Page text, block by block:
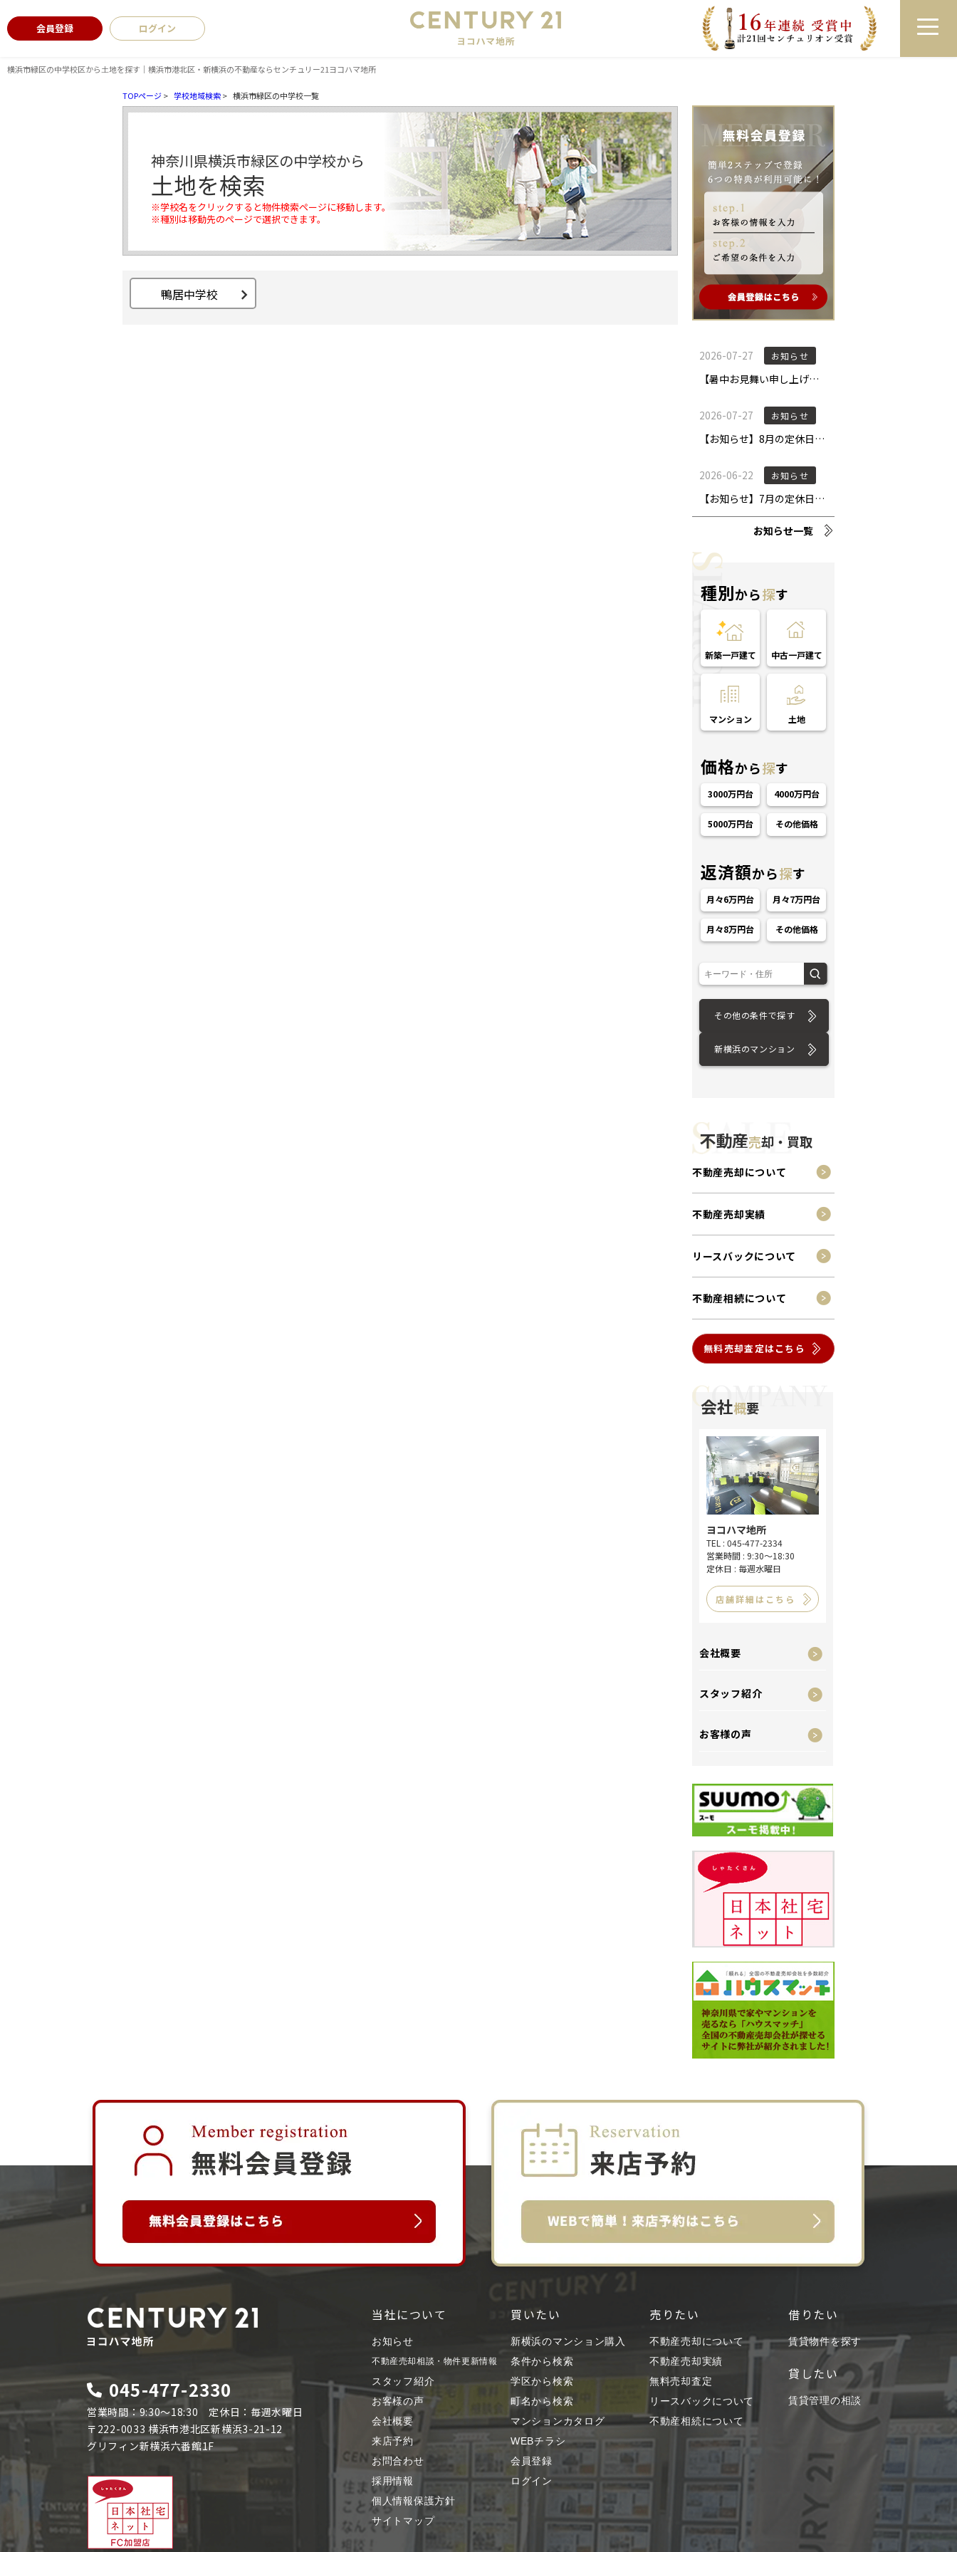
横浜市緑区の中学校区から土地を探す｜横浜市港北区・新横浜の不動産ならセンチュリー21ヨコハマ地所
会員登録 ログイン ログイン 来店予約 LINEで相談
TOPページ> 学校地域検索> 横浜市緑区の中学校一覧
神奈川県横浜市緑区の中学校から
土地を検索
※学校名をクリックすると物件検索ページに移動します。
※種別は移動先のページで選択できます。
鴨居中学校
お知らせ一覧
種別から探す
新築一戸建て 中古一戸建て
マンション 土地
価格から探す
3000万円台 4000万円台
5000万円台 その他価格
返済額から探す
月々6万円台 月々7万円台
月々8万円台 その他価格
その他の条件で探す
新横浜のマンション
不動産売却・買取
不動産売却について
不動産売却実績
リースバックについて
不動産相続について
無料売却査定はこちら
会社概要
ヨコハマ地所
TEL : 045-477-2334
営業時間 : 9:30～18:30
定休日 : 毎週水曜日
店舗詳細はこちら
会社概要
スタッフ紹介
お客様の声
045-477-2330
営業時間：9:30～18:30 定休日：毎週水曜日
〒222-0033 横浜市港北区新横浜3-21-12
グリフィン新横浜六番館1F
当社について
お知らせ
不動産売却相談・物件更新情報
スタッフ紹介
お客様の声
会社概要
来店予約
お問合わせ
採用情報
個人情報保護方針
サイトマップ
買いたい
新横浜のマンション購入
条件から検索
学区から検索
町名から検索
マンションカタログ
WEBチラシ
会員登録
ログイン
売りたい
不動産売却について
不動産売却実績
無料売却査定
リースバックについて
不動産相続について
借りたい
賃貸物件を探す
貸したい
賃貸管理の相談